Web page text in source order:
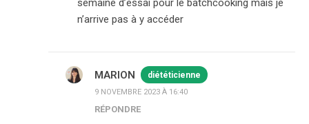
semaine d’essai pour le batchcooking mais je
n’arrive pas à y accéder
MARION diététicienne
9 NOVEMBRE 2023 À 16:40
RÉPONDRE